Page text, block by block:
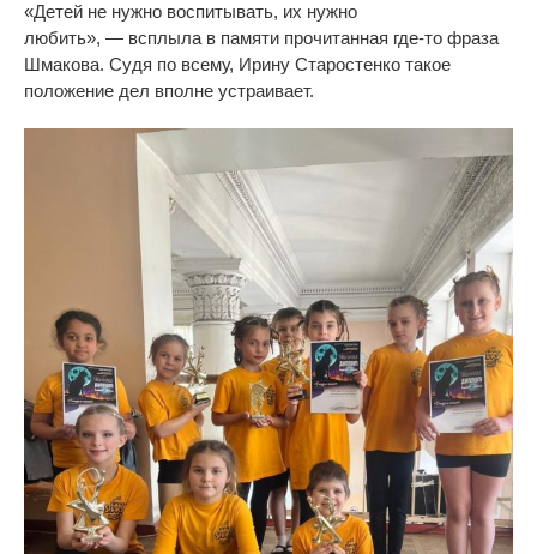
«Детей не нужно воспитывать, их нужно
любить», — всплыла в памяти прочитанная где-то фраза
Шмакова. Судя по всему, Ирину Старостенко такое
положение дел вполне устраивает.